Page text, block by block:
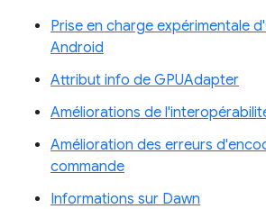
Prise en charge expérimentale
Android
Attribut info de GPUAdapter
Améliorations de
Amélioration des erreurs
commande
Informations sur Dawn